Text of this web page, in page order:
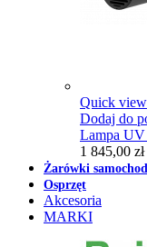
Quick view
Dodaj do
Lampa UV
1 845,00 zł
Żarówki
Osprzęt
Akcesoria
MARKI